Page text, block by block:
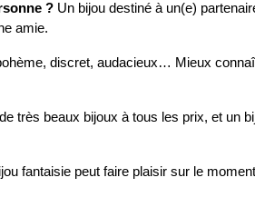
? Un bijou destiné à un(e)
amie.
discret, audacieux… Mieux
très beaux bijoux à tous les prix, et un
fantaisie peut faire plaisir sur le